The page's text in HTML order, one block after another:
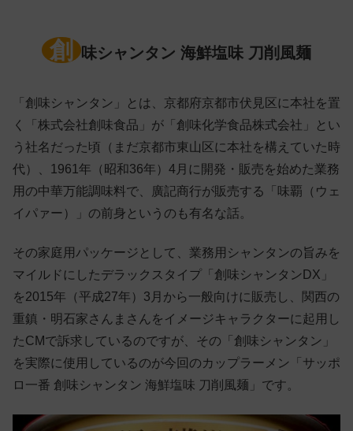
創 味シャンタン 海鮮塩味 刀削風麺
「創味シャンタン」とは、京都府京都市伏見区に本社を置
く「株式会社創味食品」が「創味化学食品株式会社」とい
う社名だった頃（まだ京都市東山区に本社を構えていた時
代）、1961年（昭和36年）4月に開発・販売を始めた業務
用の中華万能調味料で、廣記商行が販売する「味覇（ウェ
イパァー）」の前身というのも有名な話。
その家庭用パッケージとして、業務用シャンタンの旨みを
マイルドにしたデラックスタイプ「創味シャンタンDX」
を2015年（平成27年）3月から一般向けに販売し、関西の
重鎮・明石家さんまさんをイメージキャラクターに起用し
たCMで訴求しているのですが、その「創味シャンタン」
を実際に使用しているのが今回のカップラーメン「サッポ
ロ一番 創味シャンタン 海鮮塩味 刀削風麺」です。